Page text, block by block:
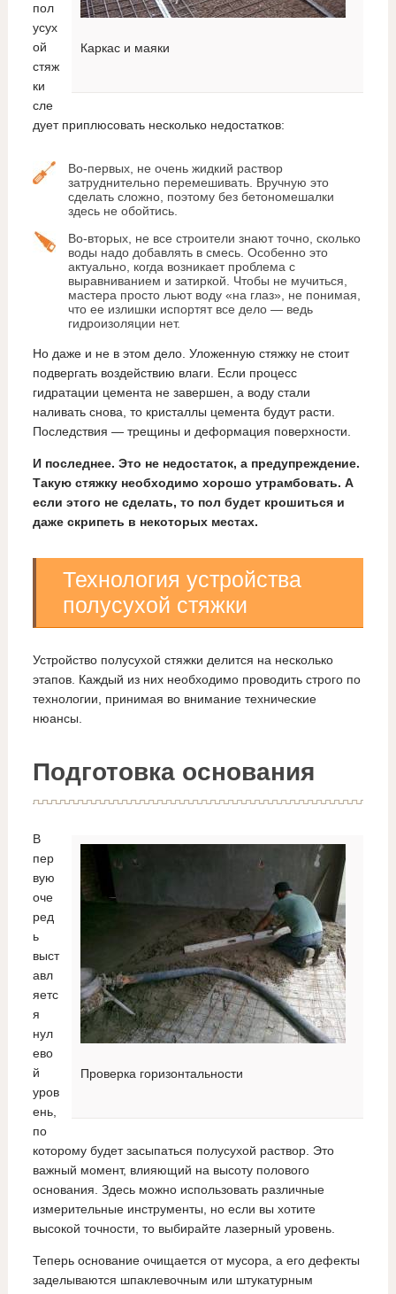
Каркас и маяки
пол
усух
ой
стяж
ки
сле
дует приплюсовать несколько недостатков:
Во-первых, не очень жидкий раствор
затруднительно перемешивать. Вручную это
сделать сложно, поэтому без бетономешалки
здесь не обойтись.
Во-вторых, не все строители знают точно, сколько
воды надо добавлять в смесь. Особенно это
актуально, когда возникает проблема с
выравниванием и затиркой. Чтобы не мучиться,
мастера просто льют воду «на глаз», не понимая,
что ее излишки испортят все дело — ведь
гидроизоляции нет.
Но даже и не в этом дело. Уложенную стяжку не стоит
подвергать воздействию влаги. Если процесс
гидратации цемента не завершен, а воду стали
наливать снова, то кристаллы цемента будут расти.
Последствия — трещины и деформация поверхности.
И последнее. Это не недостаток, а предупреждение.
Такую стяжку необходимо хорошо утрамбовать. А
если этого не сделать, то пол будет крошиться и
даже скрипеть в некоторых местах.
Технология устройства
полусухой стяжки
Устройство полусухой стяжки делится на несколько
этапов. Каждый из них необходимо проводить строго по
технологии, принимая во внимание технические
нюансы.
Подготовка основания
Проверка горизонтальности
В
пер
вую
оче
ред
ь
выст
авл
яетс
я
нул
ево
й
уров
ень,
по
которому будет засыпаться полусухой раствор. Это
важный момент, влияющий на высоту полового
основания. Здесь можно использовать различные
измерительные инструменты, но если вы хотите
высокой точности, то выбирайте лазерный уровень.
Теперь основание очищается от мусора, а его дефекты
заделываются шпаклевочным или штукатурным